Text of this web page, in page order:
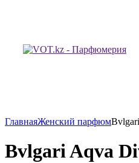
ГлавнаяЖенский парфюм
Bvlgari Aqva